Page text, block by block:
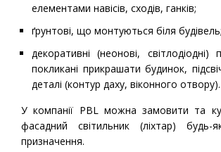
елементами навісів, сходів, ганків;
ґрунтові, що монтуються біля будівель;
декоративні (неонові, світлодіодні)
покликані прикрашати будинок,
деталі (контур даху, віконного отвору).
У компанії PBL можна замовити та
фасадний світильник (ліхтар)
призначення.